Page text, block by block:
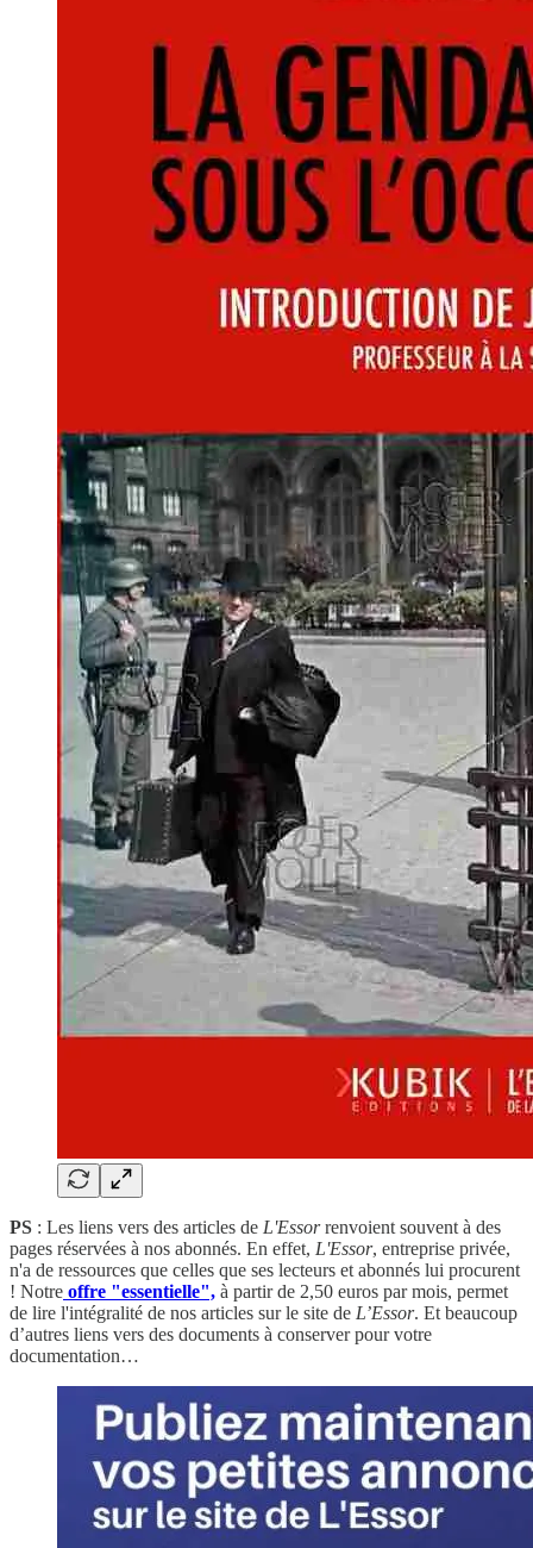
PS : Les liens vers des articles de L'Essorrenvoient souvent à des
pages réservées à nos abonnés. En effet, L'Essor, entreprise privée,
n'a de ressources que celles que ses lecteurs et abonnés lui procurent
! Notre offre "essentielle", à partir de 2,50 euros par mois, permet
de lire l'intégralité de nos articles sur le site de L’Essor. Et beaucoup
d’autres liens vers des documents à conserver pour votre
documentation…